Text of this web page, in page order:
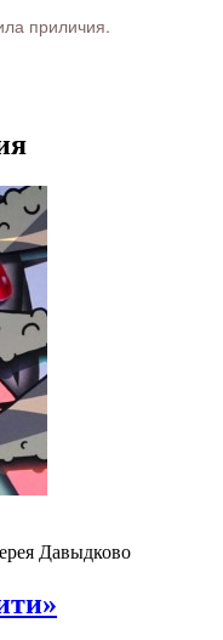
приличия.
Давыдково